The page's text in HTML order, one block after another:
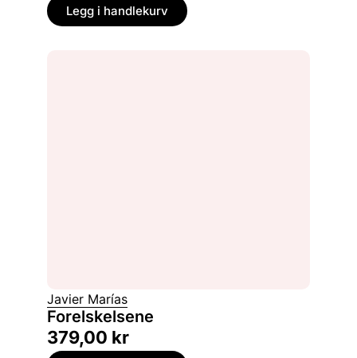
Legg i handlekurv
Javier Marías
Forelskelsene
379,00 kr